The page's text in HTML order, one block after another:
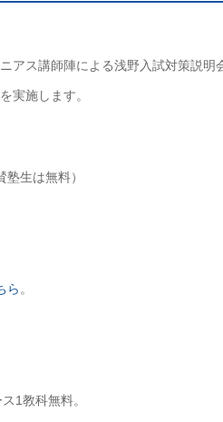
アス講師陣による浅野入試対策説
実施します。
生は無料）
ら 。
1教科無料。